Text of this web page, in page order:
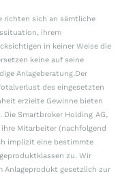
richten sich an sämtliche
ihrem
in keiner Weise die
keine auf seine
Anlageberatung.Der
des eingesetzten
erzielte Gewinne bieten
Die Smartbroker Holding AG,
Mitarbeiter (nachfolgend
implizit eine bestimmte
zu. Wir
Anlageprodukt gesetzlich zur